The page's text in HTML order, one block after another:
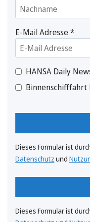
E-Mail Adresse*
HANSA Daily
Dieses Formular ist
Datenschutz und
Dieses Formular ist